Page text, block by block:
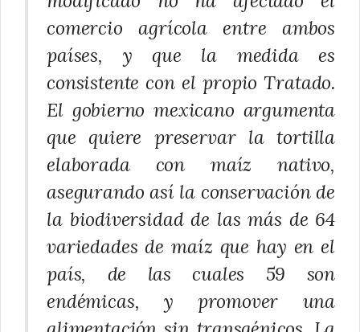
comercio agrícola entre ambos
países, y que la medida es
consistente con el propio Tratado.
El gobierno mexicano argumenta
que quiere preservar la tortilla
elaborada con maíz nativo,
asegurando así la conservación de
la biodiversidad de las más de 64
variedades de maíz que hay en el
país, de las cuales 59 son
endémicas, y promover una